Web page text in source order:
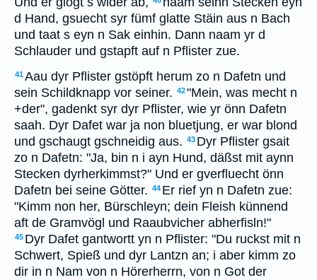
d Hand, gsuecht syr fümf glatte Stäin aus n Bach
und taat s eyn n Sak einhin. Dann naam yr d
Schlauder und gstapft auf n Pflister zue.
41Aau dyr Pflister gstöpft herum zo n Dafetn und
sein Schildknapp vor seiner. 42"Mein, was mecht n
+der", gadenkt syr dyr Pflister, wie yr önn Dafetn
saah. Dyr Dafet war ja non bluetjung, er war blond
und gschaugt gschneidig aus. 43 Dyr Pflister gsait
zo n Dafetn: "Ja, bin n i ayn Hund, däßst mit aynn
Stecken dyrherkimmst?" Und er gverfluecht önn
Dafetn bei seine Götter. 44 Er rief yn n Dafetn zue:
"Kimm non her, Bürschleyn; dein Fleish künnend
aft de Gramvögl und Raaubvicher abherfisln!"
45 Dyr Dafet gantwortt yn n Pflister: "Du ruckst mit n
Schwert, Spieß und dyr Lantzn an; i aber kimm zo
dir in n Nam von n Hörerherrn, von n Got der